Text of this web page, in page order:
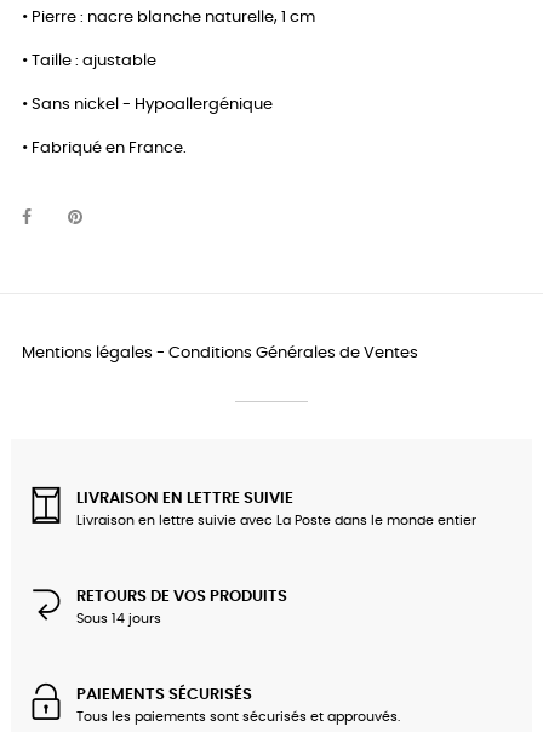
• Pierre : nacre blanche naturelle, 1 cm
• Taille : ajustable
• Sans nickel - Hypoallergénique
• Fabriqué en France.
Mentions légales - Conditions Générales de Ventes
LIVRAISON EN LETTRE SUIVIE
Livraison en lettre suivie avec La Poste dans le monde entier
RETOURS DE VOS PRODUITS
Sous 14 jours
PAIEMENTS SÉCURISÉS
Tous les paiements sont sécurisés et approuvés.